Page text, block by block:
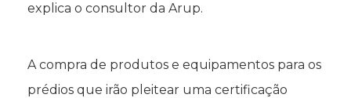
explica o consultor da Arup.
A compra de produtos e equipamentos para os
prédios que irão pleitear uma certificação